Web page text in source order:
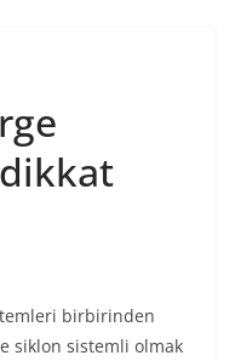
birbirinden
siklon sistemli olmak